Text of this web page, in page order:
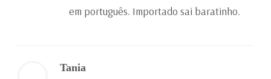
em português. Importado sai baratinho.
Tania